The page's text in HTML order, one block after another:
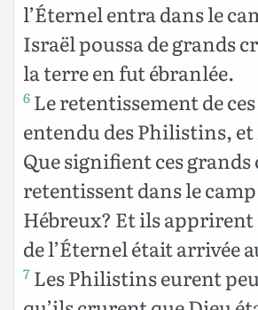
l’Éternel entra dans le
Israël poussa de grands
la terre en fut ébranlée.
6 Le retentissement de
entendu des Philistins,
Que signifient ces
retentissent dans le camp
Hébreux? Et ils apprirent
de l’Éternel était arrivée
7 Les Philistins eurent